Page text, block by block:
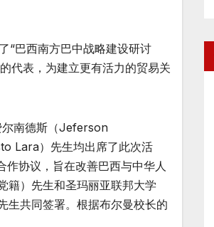
“巴西南方巴中战略建设研讨
代表，为建立更有活力的贸易关
尔南德斯（Jeferson
Lara）先生均出席了此次活
协议，旨在改善巴西与中华人
籍）先生和圣玛丽亚联邦大学
生共同签署。根据布尔曼校长的